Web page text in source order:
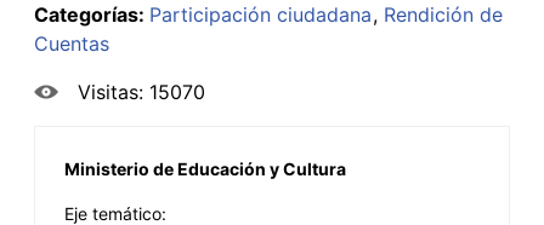
Categorías: Participación ciudadana Rendición de
Cuentas
Visitas: 15070
Ministerio de Educación y Cultura
Eje temático: